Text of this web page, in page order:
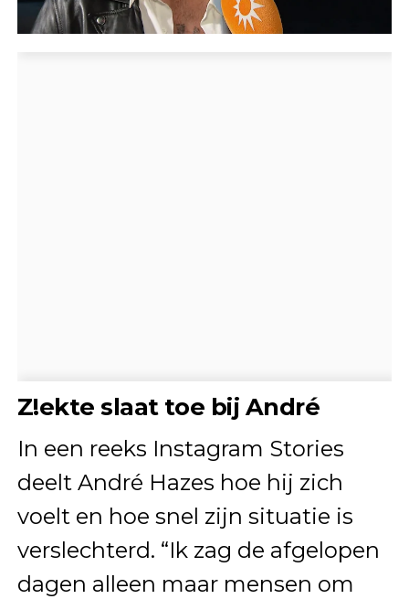
Z!ekte slaat toe bij André
In een reeks Instagram Stories
deelt André Hazes hoe hij zich
voelt en hoe snel zijn situatie is
verslechterd. “Ik zag de afgelopen
dagen alleen maar mensen om